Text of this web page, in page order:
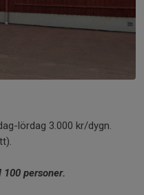
lördag 3.000 kr/dygn.
personer.